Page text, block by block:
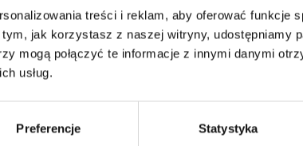
treści i reklam, aby oferować funkcje
jak korzystasz z naszej witryny, udostępniamy
mogą połączyć te informacje z innymi danymi
usług.
Preferencje Statystyka